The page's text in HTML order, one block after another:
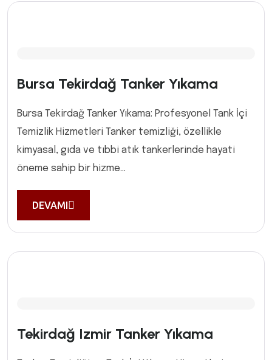
Bursa Tekirdağ Tanker Yıkama
Bursa Tekirdağ Tanker Yıkama: Profesyonel Tank İçi
Temizlik Hizmetleri Tanker temizliği, özellikle
kimyasal, gıda ve tıbbi atık tankerlerinde hayati
öneme sahip bir hizme...
DEVAMI
Tekirdağ Izmir Tanker Yıkama